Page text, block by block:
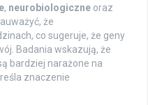
, neurobiologiczne oraz
że
co sugeruje, że geny
Badania wskazują, że
bardziej narażone na
znaczenie